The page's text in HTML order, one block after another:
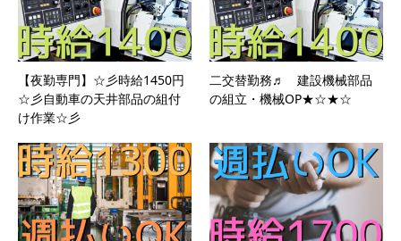
【夜勤専門】☆彡時給1450円
☆彡自動車の天井部品の組付
け作業☆彡
二交替勤務♬ 建設機械部品
の組立・機械OP★☆★☆